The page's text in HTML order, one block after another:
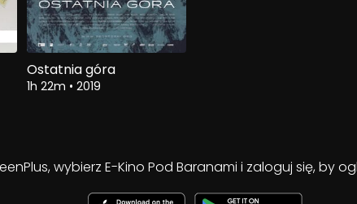
Ostatnia góra
1h 22m • 2019
wybierz E-Kino Pod Baranami i zaloguj się, by